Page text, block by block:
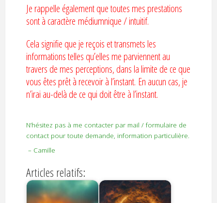
Je rappelle également que toutes mes prestations
sont à caractère médiumnique / intuitif.
Cela signifie que je reçois et transmets les
informations telles qu’elles me parviennent au
travers de mes perceptions, dans la limite de ce que
vous êtes prêt à recevoir à l’instant. En aucun cas, je
n’irai au-delà de ce qui doit être à l’instant.
N’hésitez pas à me contacter par mail / formulaire de
contact pour toute demande, information particulière.
– Camille
Articles relatifs: